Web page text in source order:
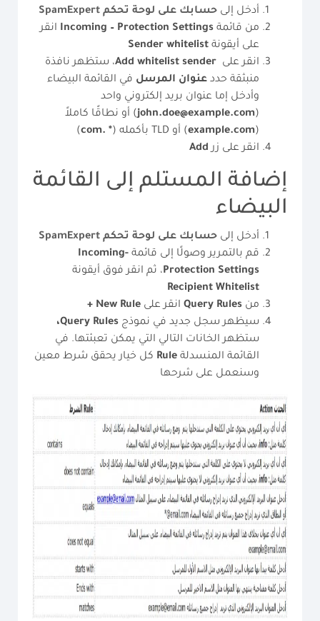
أدخل إلىحسابك على لوحة تحكمSpamExpert
من قائمةIncoming – Protection Settings انقر
على أيقونة
Sender whitelist
انقر على
Add whitelist sender
، ستظهر نافذة
منبثقة حددعنوان المرسلفي القائمة البيضاء
وأدخل إما عنوان بريد إلكتروني واحد
john.doe@example.com) أو نطاقًا كاملاً
example.com) أو TLD بأكمله ( * .com
)
انقر على زر Add
إضافة المستلم إلى القائمة
البيضاء
أدخل إلى حسابك على لوحة تحكمSpamExpert
قم بالتمرير وصولًا إلى قائمةIncoming-
Protection Settings، ثم انقر فوق أيقونة
Recipient Whitelist
من
Query Rules انقر على New Rule
+
سيظهر سجل جديد في نموذج
Query Rules،
ستظهر الخانات التالي التي يمكن تعبئتها. في
القائمة المنسدلةRuleكل خيار يحقق شرط معين
وسنعمل على شرحها